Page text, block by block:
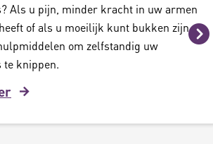
Als u pijn, minder kracht in uw armen
of als u moeilijk kunt bukken zijn
om zelfstandig uw
te knippen.